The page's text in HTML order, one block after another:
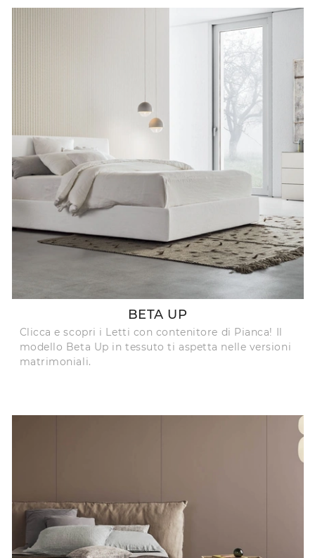
BETA UP
Clicca e scopri i Letti con contenitore di Pianca! Il
modello Beta Up in tessuto ti aspetta nelle versioni
matrimoniali.